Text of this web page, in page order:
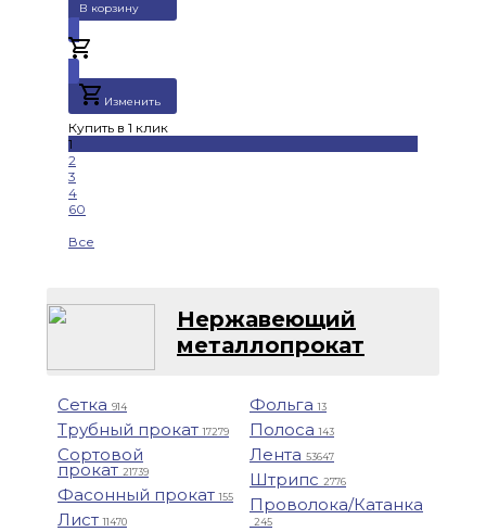
В корзину
Изменить
Купить в 1 клик
1
2
3
4
60
Все
Нержавеющий
металлопрокат
Сетка 914
Трубный прокат17279
Сортовой
прокат 21739
Фасонный прокат155
Лист11470
Фольга13
Полоса143
Лента 53647
Штрипс 2776
Проволока/Катанка
245